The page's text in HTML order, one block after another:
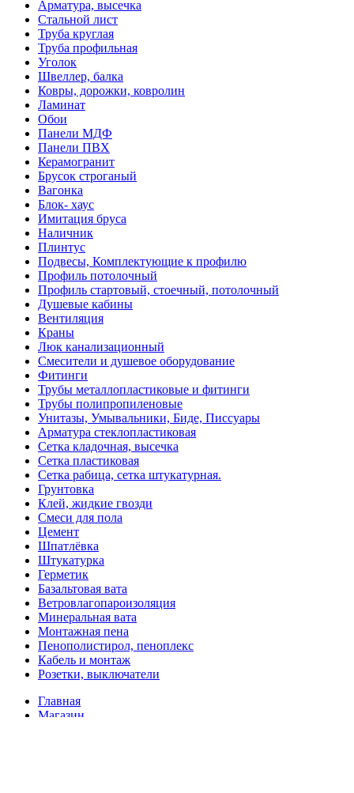
Арматура, высечка
Стальной лист
Труба круглая
Труба профильная
Уголок
Швеллер, балка
Ковры, дорожки, ковролин
Ламинат
Обои
Панели МДФ
Панели ПВХ
Керамогранит
Брусок строганый
Вагонка
Блок- хаус
Имитация бруса
Наличник
Плинтус
Подвесы, Комплектующие к профилю
Профиль потолочный
Профиль стартовый, стоечный, потолочный
Душевые кабины
Вентиляция
Краны
Люк канализационный
Смесители и душевое оборудование
Фитинги
Трубы металлопластиковые и фитинги
Трубы полипропиленовые
Унитазы, Умывальники, Биде, Писсуары
Арматура стеклопластиковая
Сетка кладочная, высечка
Сетка пластиковая
Сетка рабица, сетка штукатурная.
Грунтовка
Клей, жидкие гвозди
Смеси для пола
Цемент
Шпатлёвка
Штукатурка
Герметик
Базальтовая вата
Ветровлагопароизоляция
Минеральная вата
Монтажная пена
Пенополистирол, пеноплекс
Кабель и монтаж
Розетки, выключатели
Главная
Магазин